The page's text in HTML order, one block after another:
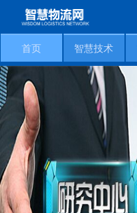
首页 智慧技术